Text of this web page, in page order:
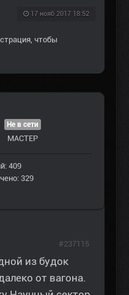
17 нояб 2017 18:52
, чтобы
Не в сети
МАСТЕР
409
329
из будок
от вагона.
#237115